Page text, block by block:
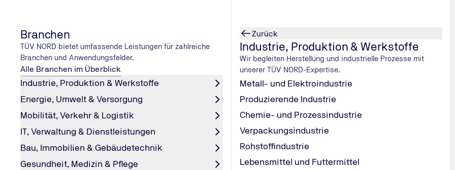
Branchen
TÜV NORD bietet umfassende Leistungen für zahlreiche
Branchen und Anwendungsfelder.
Alle Branchen im Überblick
Industrie, Produktion & Werkstoffe
Energie, Umwelt & Versorgung
Mobilität, Verkehr & Logistik
IT, Verwaltung & Dienstleistungen
Bau, Immobilien & Gebäudetechnik
Gesundheit, Medizin & Pflege
Zurück
Industrie, Produktion & Werkstoffe
Wir begleiten Herstellung und industrielle Prozesse mit
unserer TÜV NORD-Expertise.
Metall- und Elektroindustrie
Produzierende Industrie
Chemie- und Prozessindustrie
Verpackungsindustrie
Rohstoffindustrie
Lebensmittel und Futtermittel
Unsere Öffnungszeiten
Telefon
Heute geöffnet 14:00–17:00 *
Dienstag
13:00–17:00 *
Freitag